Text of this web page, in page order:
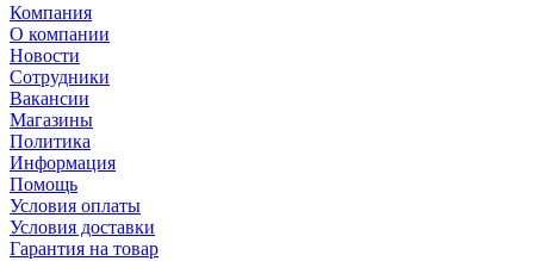
Компания
О компании
Новости
Сотрудники
Вакансии
Магазины
Политика
Информация
Помощь
Условия оплаты
Условия доставки
Гарантия на товар